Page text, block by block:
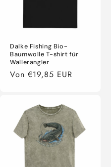
Dalke Fishing Bio-
Baumwolle T-shirt für
Wallerangler
Normaler
Von €19,85 EUR